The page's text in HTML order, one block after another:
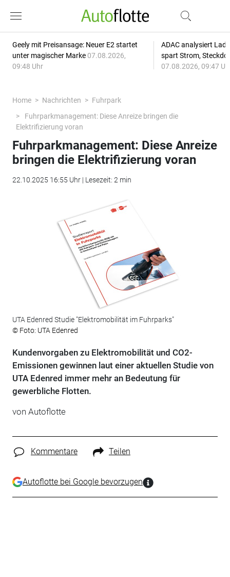
Geely mit Preisansage: Neuer E2 startet
unter magischer Marke 07.08.2026,
09:48 Uhr
ADAC analysiert
spart Strom,
07.08.2026, 09:47
Home Nachrichten
Fuhrpark
Fuhrparkmanagement: Diese Anreize bringen die
Elektrifizierung voran
Fuhrparkmanagement: Diese Anreize
bringen die Elektrifizierung voran
22.10.2025 16:55 Uhr | Lesezeit: 2 min
UTA Edenred Studie "Elektromobilität im Fuhrparks"
© Foto: UTA Edenred
Kundenvorgaben zu Elektromobilität und CO2-
Emissionen gewinnen laut einer aktuellen Studie von
UTA Edenred immer mehr an Bedeutung für
gewerbliche Flotten.
von Autoflotte
Kommentare Teilen
Autoflotte bei Google bevorzugen